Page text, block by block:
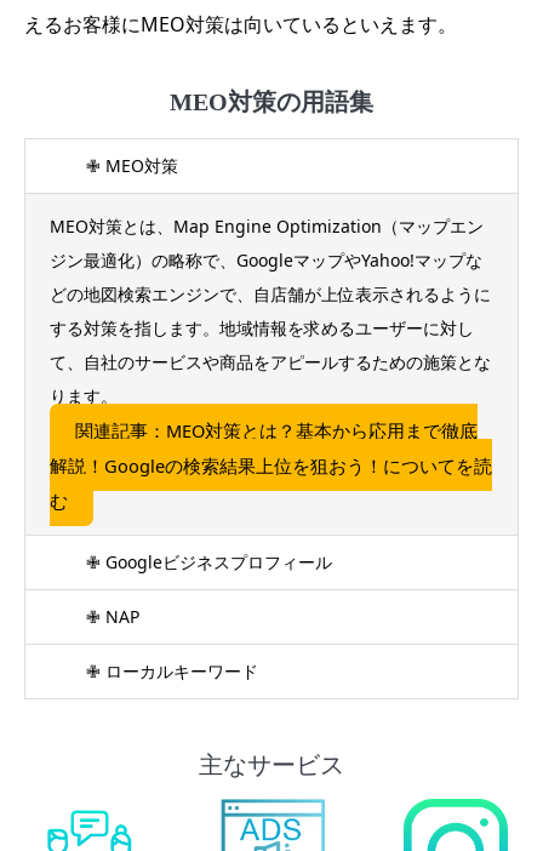
えるお客様にMEO対策は向いているといえます。
MEO対策の用語集
✙ MEO対策
MEO対策とは、Map Engine Optimization（マップエン
ジン最適化）の略称で、GoogleマップやYahoo!マップな
どの地図検索エンジンで、自店舗が上位表示されるように
する対策を指します。地域情報を求めるユーザーに対し
て、自社のサービスや商品をアピールするための施策とな
ります。
関連記事：MEO対策とは？基本から応用まで徹底
解説！Googleの検索結果上位を狙おう！についてを読
む
✙ Googleビジネスプロフィール
✙ NAP
✙ ローカルキーワード
主なサービス